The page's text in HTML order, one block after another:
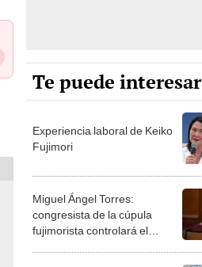
Te puede interesar
Experiencia laboral de Keiko
Fujimori
Miguel Ángel Torres:
congresista de la cúpula
fujimorista controlará el